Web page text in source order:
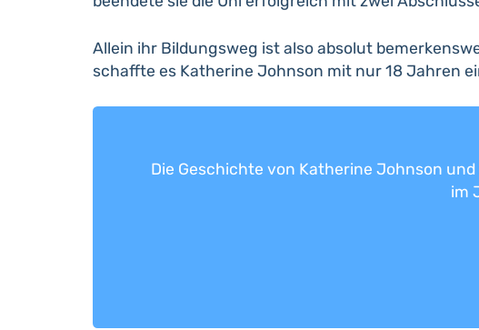
Allein ihr Bildungsweg ist also absolut
schaffte es Katherine Johnson mit nur 18 Jahren
Die Geschichte von Katherine Johnson
im